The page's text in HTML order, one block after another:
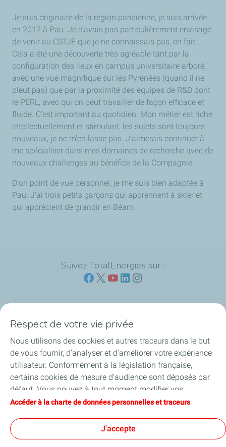
Je suis originaire de la région parisienne, je suis arrivée
en 2017 à Pau. Je n’avais pas particulièrement envisagé
de venir au CSTJF que je ne connaissais pas, en fait.
Cela a été une découverte très agréable tant par la
configuration des lieux en campus universitaire arboré,
avec une vue magnifique sur les Pyrénées (quand il ne
pleut pas) que par la proximité des équipes de R&D dont
le PERL, avec qui on peut travailler de façon efficace et
fluide. C’est important au quotidien. Mon métier est riche
intellectuellement et stimulant, les sujets sont toujours
nouveaux, je ne m’en lasse pas. J’aimerais continuer à
me spécialiser dans mes domaines de recherche avec de
nouveaux challenges au bénéfice de la Compagnie.
D’un point de vue personnel, je me suis bien adaptée à
Pau. J’ai trois petits garçons qui apprennent à skier et
qui apprécient de grandir en Béarn.
Suivez TotalEnergies sur :
Nos sites
Notre engagement
Notre expertise
Travailler avec nous
Respect de votre vie privée
Nous utilisons des cookies et autres traceurs dans le but
de vous fournir, d’analyser et d’améliorer votre expérience
utilisateur. Conformément à la législation française,
certains cookies de mesure d'audience sont déposés par
défaut. Vous pouvez à tout moment modifier vos
paramètres de cookies en cliquant sur le bouton « Gérer
vous acceptez le dépôt de l’ensemble des cookies. Dans le
cas où vous cliquez sur « Je refuse », seuls les cookies
Accéder à la charte de données personnelles et traceurs
J'accepte